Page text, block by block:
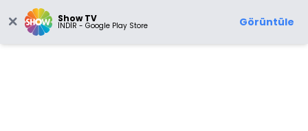
Show TV
İNDİR - Google Play Store Görüntüle